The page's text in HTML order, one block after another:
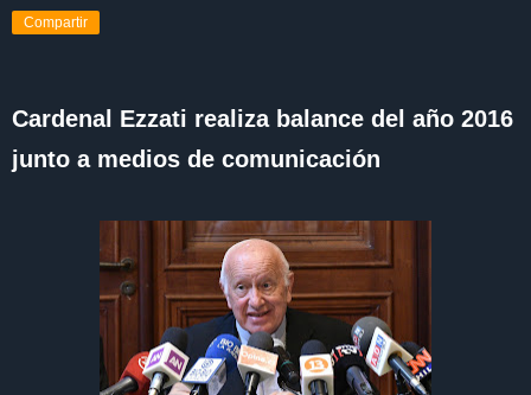
Compartir
Cardenal Ezzati realiza balance del año 2016
junto a medios de comunicación